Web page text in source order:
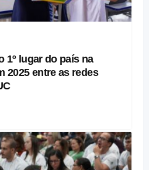
1º lugar do país na
2025 entre as redes